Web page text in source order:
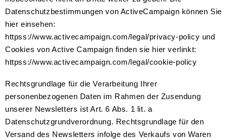
Datenschutzbestimmungen von ActiveCampaign können Sie
hier einsehen:
httpss://www.activecampaign.com/legal/privacy-policy und
Cookies von Active Campaign finden sie hier verlinkt:
httpss://www.activecampaign.com/legal/cookie-policy
Rechtsgrundlage für die Verarbeitung Ihrer
personenbezogenen Daten im Rahmen der Zusendung
unserer Newsletters ist Art. 6 Abs. 1 lit. a
Datenschutzgrundverordnung. Rechtsgrundlage für den
Versand des Newsletters infolge des Verkaufs von Waren